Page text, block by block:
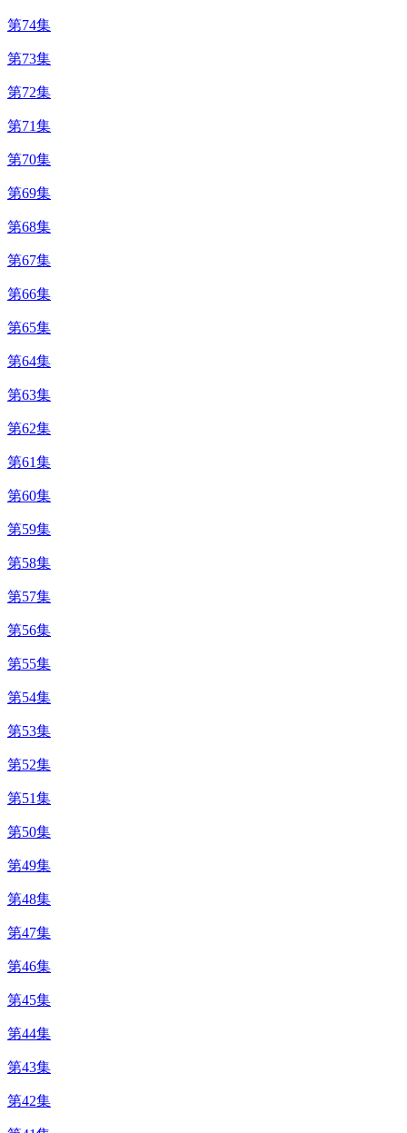
第74集
第73集
第72集
第71集
第70集
第69集
第68集
第67集
第66集
第65集
第64集
第63集
第62集
第61集
第60集
第59集
第58集
第57集
第56集
第55集
第54集
第53集
第52集
第51集
第50集
第49集
第48集
第47集
第46集
第45集
第44集
第43集
第42集